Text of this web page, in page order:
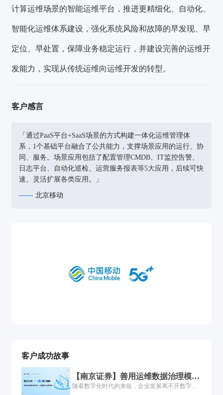
计算运维场景的智能运维平台，推进更精细化、自动化、
智能化运维体系建设，强化系统风险和故障的早发现、早
定位、早处置，保障业务稳定运行，并建设完善的运维开
发能力，实现从传统运维向运维开发的转型。
客户感言
「通过PaaS平台+SaaS场景的方式构建一体化运维管理体
系，1个基础平台融合了公共能力，支撑场景应用的运行、协
同、服务。场景应用包括了配置管理CMDB、IT监控告警、
日志平台、自动化巡检、运营服务报表等5大应用，后续可快
速、灵活扩展各类应用。」
北京移动
客户成功故事
【南京证券】善用运维数据治理模
型，赋能精细化运营管理
随着数字化时代的来临，企业发展离不开数字化